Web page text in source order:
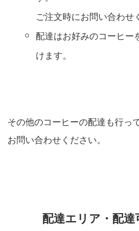
ご注文時にお問い合わせ
配達はお好みのコーヒー
けます。
その他のコーヒーの配達も行っ
お問い合わせください。
配達エリア・配達